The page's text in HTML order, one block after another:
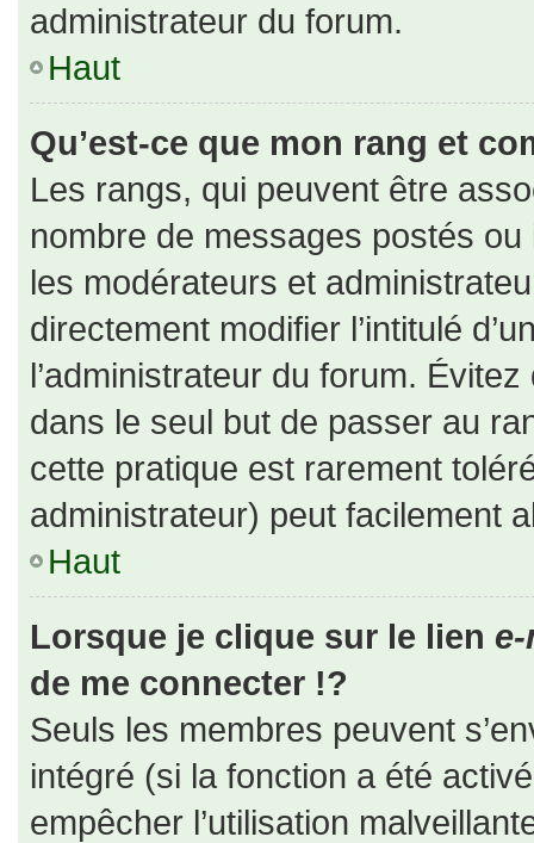
administrateur du forum.
Haut
Qu’est-ce que mon rang et
Les rangs, qui peuvent être
nombre de messages postés
les modérateurs et
directement modifier l’intitulé
l’administrateur du forum.
dans le seul but de passer au
cette pratique est rarement
administrateur) peut facilement
Haut
Lorsque je clique sur le lien
de me connecter !?
Seuls les membres peuvent
intégré (si la fonction a été
empêcher l’utilisation